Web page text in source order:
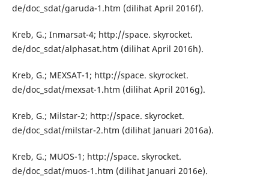
de/doc_sdat/garuda-1.htm (dilihat April 2016f).
Kreb, G.; Inmarsat-4; http://space. skyrocket.
de/doc_sdat/alphasat.htm (dilihat April 2016h).
Kreb, G.; MEXSAT-1; http://space. skyrocket.
de/doc_sdat/mexsat-1.htm (dilihat April 2016g).
Kreb, G.; Milstar-2; http://space. skyrocket.
de/doc_sdat/milstar-2.htm (dilihat Januari 2016a).
Kreb, G.; MUOS-1; http://space. skyrocket.
de/doc_sdat/muos-1.htm (dilihat Januari 2016e).